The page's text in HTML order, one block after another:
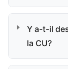
Y a-t-il
la CU?